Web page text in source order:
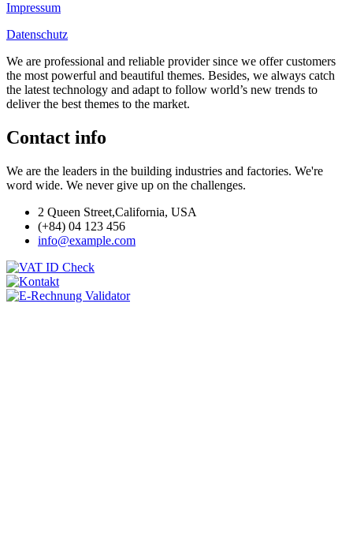
Impressum
Datenschutz
We are professional and reliable provider since we offer customers
the most powerful and beautiful themes. Besides, we always catch
the latest technology and adapt to follow world’s new trends to
deliver the best themes to the market.
Contact info
We are the leaders in the building industries and factories. We're
word wide. We never give up on the challenges.
2 Queen Street,California, USA
(+84) 04 123 456
info@example.com